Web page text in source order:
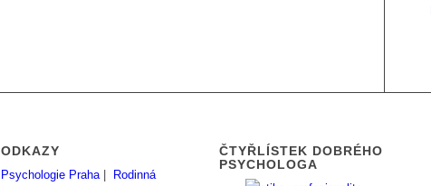
ODKAZY
Psychologie Praha|
Rodinná
ČTYŘLÍSTEK DOBRÉHO
PSYCHOLOGA